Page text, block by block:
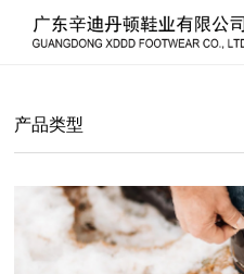
产品类型